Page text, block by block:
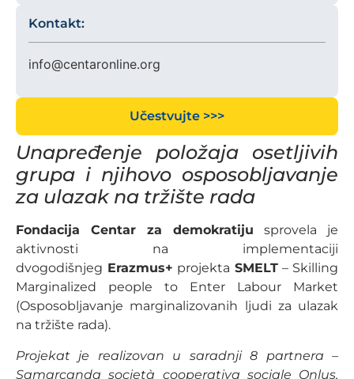
Kontakt:
info@centaronline.org
Učestvujte >>>
Unapređenje položaja osetljivih
grupa i njihovo osposobljavanje
za ulazak na tržište rada
Fondacija Centar za demokratiju sprovela je
aktivnosti na implementaciji
dvogodišnjeg Erazmus+ projekta SMELT– Skilling
Marginalized people to Enter Labour Market
(Osposobljavanje marginalizovanih ljudi za ulazak
na tržište rada).
Projekat je realizovan u saradnji 8 partnera –
Samarcanda società cooperativa sociale Onlus,